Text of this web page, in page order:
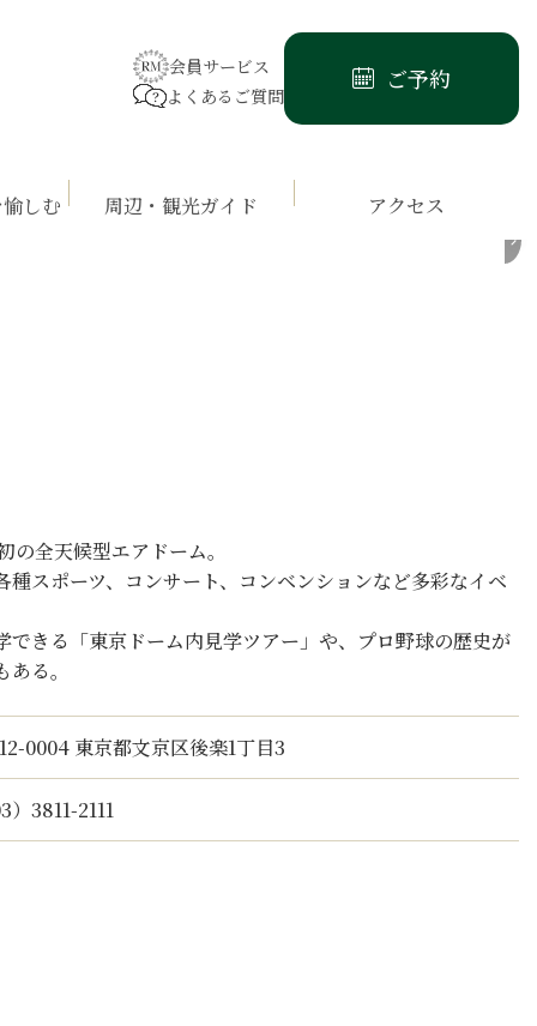
会員サービス
よくあるご質問
ご予約
しむ 周辺・観光ガイド アクセス
全天候型エアドーム。
スポーツ、コンサート、コンベンションなど多彩なイベ
できる「東京ドーム内見学ツアー」や、プロ野球の歴史が
る。
0004 東京都文京区後楽1丁目3
）3811-2111